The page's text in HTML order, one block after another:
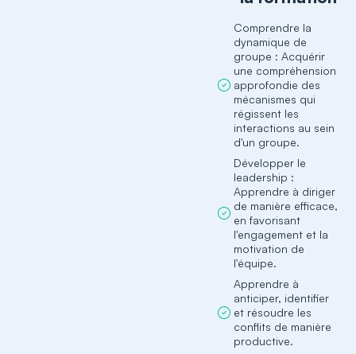
Comprendre la
dynamique de
groupe : Acquérir
une compréhension
approfondie des
mécanismes qui
régissent les
interactions au sein
d'un groupe.
Développer le
leadership :
Apprendre à diriger
de manière efficace,
en favorisant
l'engagement et la
motivation de
l'équipe.
Apprendre à
anticiper, identifier
et résoudre les
conflits de manière
productive.